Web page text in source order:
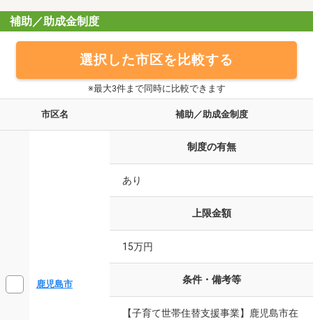
補助／助成金制度
選択した市区を比較する
※最大3件まで同時に比較できます
市区名 補助／助成金制度
鹿児島市
制度の有無
あり
上限金額
15万円
条件・備考等
【子育て世帯住替支援事業】鹿児島市在